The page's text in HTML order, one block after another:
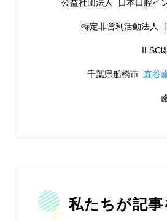
公益社団法人 日本口腔イ
特定非営利活動法人
ILSC
千葉県船橋市森谷
私たちが記